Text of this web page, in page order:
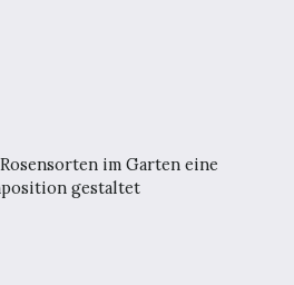
im Garten eine
gestaltet